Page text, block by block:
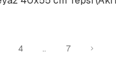
4 .. 7